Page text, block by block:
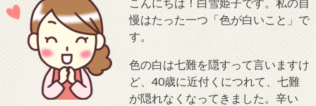
慢はたった一つ「色が白いこと」で
す。
色の白は七難を隠すって言いますけ
ど、40歳に近付くにつれて、七難
が隠れなくなってきました。辛い